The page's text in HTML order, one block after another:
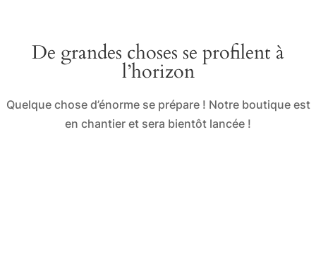
De grandes choses se profilent à
l’horizon
Quelque chose d’énorme se prépare ! Notre boutique est
en chantier et sera bientôt lancée !